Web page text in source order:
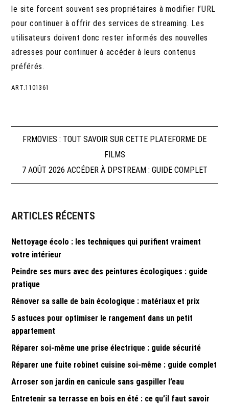
le site forcent souvent ses propriétaires à modifier l’URL
pour continuer à offrir des services de streaming. Les
utilisateurs doivent donc rester informés des nouvelles
adresses pour continuer à accéder à leurs contenus
préférés.
ART.1101361
Navigation
de
FRMOVIES : TOUT SAVOIR SUR CETTE PLATEFORME DE
FILMS
7 AOÛT 2026 ACCÉDER À DPSTREAM : GUIDE COMPLET
ARTICLES RÉCENTS
Nettoyage écolo : les techniques qui purifient vraiment
votre intérieur
Peindre ses murs avec des peintures écologiques : guide
pratique
Rénover sa salle de bain écologique : matériaux et prix
5 astuces pour optimiser le rangement dans un petit
appartement
Réparer soi-même une prise électrique : guide sécurité
Réparer une fuite robinet cuisine soi-même : guide complet
Arroser son jardin en canicule sans gaspiller l’eau
Entretenir sa terrasse en bois en été : ce qu’il faut savoir